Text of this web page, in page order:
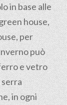
in base alle
house,
per
può
e vetro
serra
in ogni